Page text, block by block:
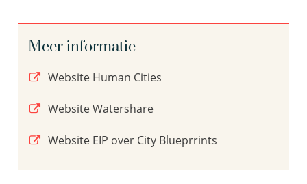
Meer informatie
Website Human Cities
Website Watershare
Website EIP over City Blueprrints